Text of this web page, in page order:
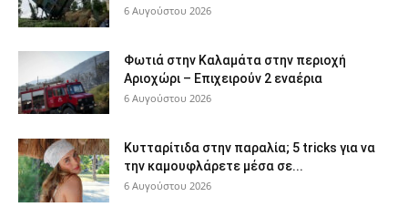
6 Αυγούστου 2026
Φωτιά στην Καλαμάτα στην περιοχή
Αριοχώρι – Επιχειρούν 2 εναέρια
6 Αυγούστου 2026
Κυτταρίτιδα στην παραλία; 5 tricks για να
την καμουφλάρετε μέσα σε...
6 Αυγούστου 2026